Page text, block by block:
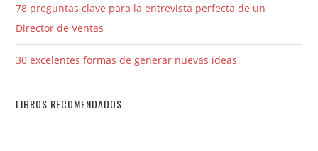
78 preguntas clave para la entrevista perfecta de un
Director de Ventas
30 excelentes formas de generar nuevas ideas
LIBROS RECOMENDADOS